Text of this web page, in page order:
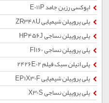
اپوکسی رزین جامد E011P
پلی پروپیلن شیمیایی ZR348U
پلی پروپیلن نساجی HP456J
پلی پروپیلن نساجی FI160
پلی اتیلن سبک فیلم 2426E02
پلی پروپیلن شیمیایی EP1X30F
پلی پروپیلن نساجی X30S